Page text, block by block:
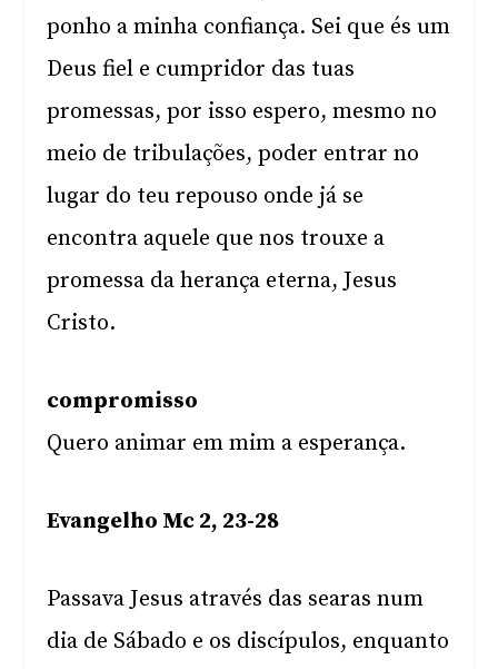
ponho a minha confiança. Sei que és um
Deus fiel e cumpridor das tuas
promessas, por isso espero, mesmo no
meio de tribulações, poder entrar no
lugar do teu repouso onde já se
encontra aquele que nos trouxe a
promessa da herança eterna, Jesus
Cristo.
compromisso
Quero animar em mim a esperança.
Evangelho Mc 2, 23-28
Passava Jesus através das searas num
dia de Sábado e os discípulos, enquanto